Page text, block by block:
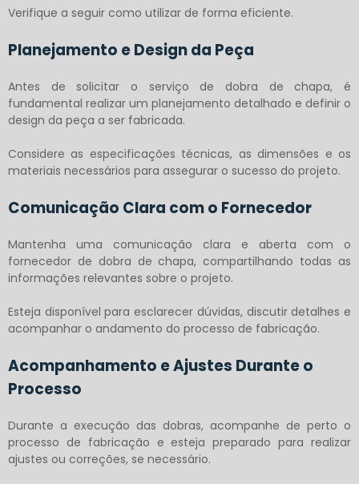
Verifique a seguir como utilizar de forma eficiente.
Planejamento e Design da Peça
Antes de solicitar o serviço de dobra de chapa, é
fundamental realizar um planejamento detalhado e definir o
design da peça a ser fabricada.
Considere as especificações técnicas, as dimensões e os
materiais necessários para assegurar o sucesso do projeto.
Comunicação Clara com o Fornecedor
Mantenha uma comunicação clara e aberta com o
fornecedor de dobra de chapa, compartilhando todas as
informações relevantes sobre o projeto.
Esteja disponível para esclarecer dúvidas, discutir detalhes e
acompanhar o andamento do processo de fabricação.
Acompanhamento e Ajustes Durante o
Processo
Durante a execução das dobras, acompanhe de perto o
processo de fabricação e esteja preparado para realizar
ajustes ou correções, se necessário.